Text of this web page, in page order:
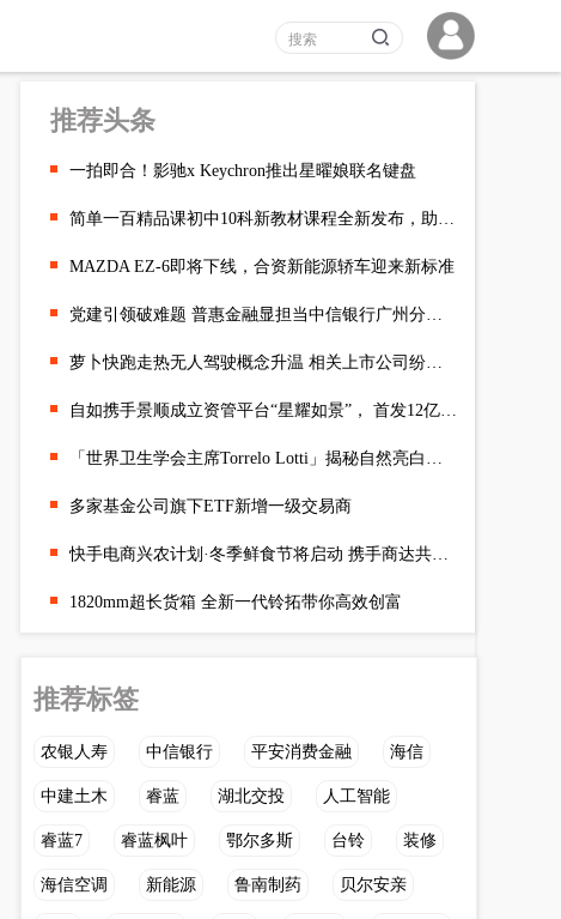
推荐头条
一拍即合！影驰x Keychron推出星曜娘联名键盘
简单一百精品课初中10科新教材课程全新发布，助力暑假自主学习
MAZDA EZ-6即将下线，合资新能源轿车迎来新标准
党建引领破难题 普惠金融显担当中信银行广州分行以“揭榜挂帅”激
萝卜快跑走热无人驾驶概念升温 相关上市公司纷纷回应
自如携手景顺成立资管平台“星耀如景”， 首发12亿保租房项目将落
「世界卫生学会主席Torrelo Lotti」揭秘自然亮白之道
多家基金公司旗下ETF新增一级交易商
快手电商兴农计划·冬季鲜食节将启动 携手商达共迎冬补食品销售旺
1820mm超长货箱 全新一代铃拓带你高效创富
推荐标签
农银人寿 中信银行 平安消费金融 海信
中建土木 睿蓝 湖北交投 人工智能
睿蓝7 睿蓝枫叶 鄂尔多斯 台铃 装修
海信空调 新能源 鲁南制药 贝尔安亲